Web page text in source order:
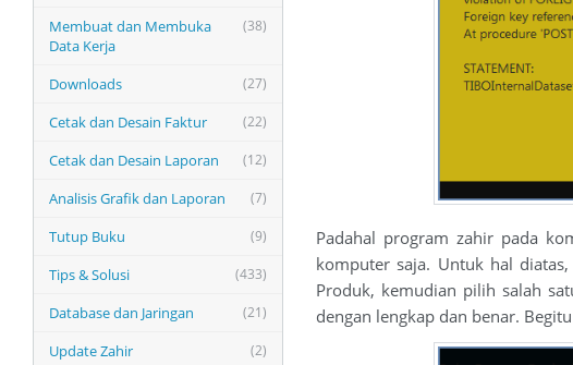
(38)
Membuat dan Membuka
Data Kerja
(27)
Downloads
(22)
Cetak dan Desain Faktur
(12)
Cetak dan Desain Laporan
(7)
Analisis Grafik dan Laporan
(9)
Tutup Buku
(433)
Tips & Solusi
(21)
Database dan Jaringan
(2)
Update Zahir
Padahal program zahir pada
komputer saja. Untuk hal
Produk, kemudian pilih salah
dengan lengkap dan benar.